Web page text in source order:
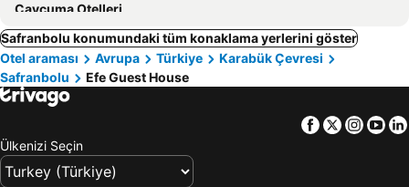
Çaycuma Otelleri
Safranbolu konumundaki tüm konaklama yerlerini göster
Otel araması
Avrupa Türkiye
Karabük Çevresi
Safranbolu
Efe Guest House
Facebook
Twitter
Ülkenizi Seçin